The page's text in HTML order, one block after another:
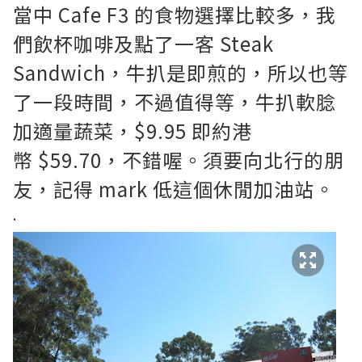
當中 Cafe F3 的食物選擇比較多，我
們飲杯咖啡及點了一客 Steak
Sandwich，牛扒是即煎的，所以也等
了一段時間，不過值得等，牛扒軟腍
加適量蔬菜，$9.95 即約港
幣 $59.70，不錯喔。須要向北行的朋
友，記得 mark 低這個休閒加油站。
.